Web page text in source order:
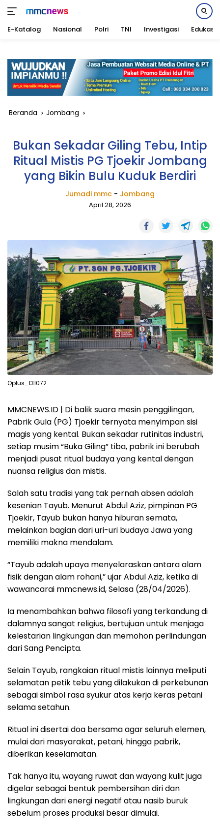
konten
E-Katalog Nasional Polri TNI Investigasi Edukasi
Beranda Jombang
Bukan Sekadar Giling Tebu, Intip
Ritual Mistis PG Tjoekir Jombang
yang Bikin Bulu Kuduk Berdiri
Jumadi mmc - Jombang
April 28, 2026
Oplus_131072
MMCNEWS.ID | Di balik suara mesin penggilingan,
Pabrik Gula (PG) Tjoekir ternyata menyimpan sisi
magis yang kental. Bukan sekadar rutinitas industri,
setiap musim “Buka Giling” tiba, pabrik ini berubah
menjadi pusat ritual budaya yang kental dengan
nuansa religius dan mistis.
Salah satu tradisi yang tak pernah absen adalah
kesenian Tayub. Menurut Abdul Aziz, pimpinan PG
Tjoekir, Tayub bukan hanya hiburan semata,
melainkan bagian dari uri-uri budaya Jawa yang
memiliki makna mendalam.
“Tayub adalah upaya menyelaraskan antara alam
fisik dengan alam rohani,” ujar Abdul Aziz, ketika di
wawancarai mmcnews.id, Selasa (28/04/2026).
Ia menambahkan bahwa filosofi yang terkandung di
dalamnya sangat religius, bertujuan untuk menjaga
kelestarian lingkungan dan memohon perlindungan
dari Sang Pencipta.
Selain Tayub, rangkaian ritual mistis lainnya meliputi
selamatan petik tebu yang dilakukan di perkebunan
sebagai simbol rasa syukur atas kerja keras petani
selama setahun.
Ritual ini disertai doa bersama agar seluruh elemen,
mulai dari masyarakat, petani, hingga pabrik,
diberikan keselamatan.
Tak hanya itu, wayang ruwat dan wayang kulit juga
digelar sebagai bentuk pembersihan diri dan
lingkungan dari energi negatif atau nasib buruk
sebelum proses produksi besar dimulai.